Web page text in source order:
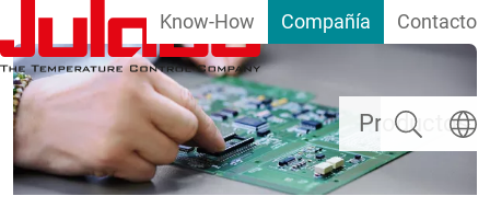
Pasar al contenido principal
Productos
Know-How Compañía Contacto
Buscar